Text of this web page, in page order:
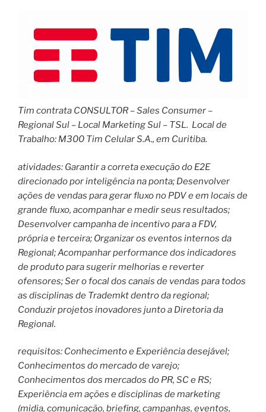
Tim contrata CONSULTOR – Sales Consumer –
Regional Sul – Local Marketing Sul – TSL. Local de
Trabalho: M300 Tim Celular S.A., em Curitiba.
atividades: Garantir a correta execução do E2E
direcionado por inteligência na ponta; Desenvolver
ações de vendas para gerar fluxo no PDV e em locais de
grande fluxo, acompanhar e medir seus resultados;
Desenvolver campanha de incentivo para a FDV,
própria e terceira; Organizar os eventos internos da
Regional; Acompanhar performance dos indicadores
de produto para sugerir melhorias e reverter
ofensores; Ser o focal dos canais de vendas para todos
as disciplinas de Trademkt dentro da regional;
Conduzir projetos inovadores junto a Diretoria da
Regional.
requisitos: Conhecimento e Experiência desejável;
Conhecimentos do mercado de varejo;
Conhecimentos dos mercados do PR, SC e RS;
Experiência em ações e disciplinas de marketing
(midia, comunicação, briefing, campanhas, eventos,